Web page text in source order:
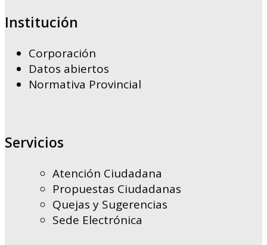
Institución
Corporación
Datos abiertos
Normativa Provincial
Servicios
Atención Ciudadana
Propuestas Ciudadanas
Quejas y Sugerencias
Sede Electrónica